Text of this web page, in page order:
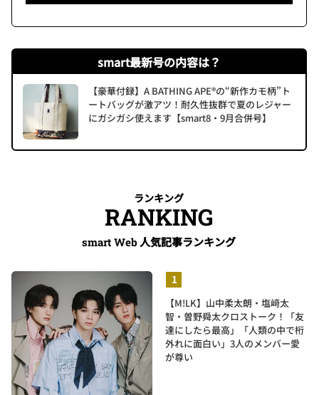
smart最新号の内容は？
【豪華付録】A BATHING APE®の“新作カモ柄”ト
ートバッグが激アツ！耐久性抜群で夏のレジャー
にガシガシ使えます【smart8・9月合併号】
ランキング
RANKING
smart Web人気記事ランキング
【M!LK】山中柔太朗・塩﨑太
智・曽野舜太クロストーク！「友
達にしたら最高」「人類の中で桁
外れに面白い」3人のメンバー愛
が尊い